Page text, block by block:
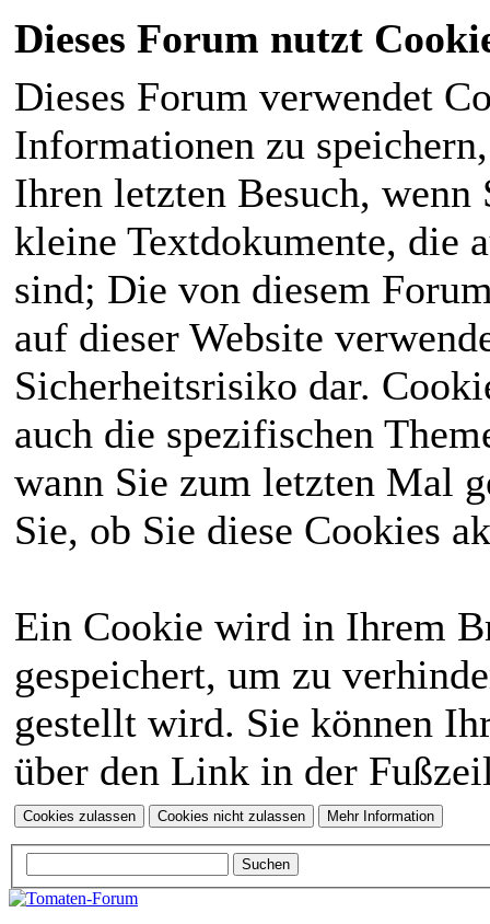
Dieses Forum nutzt
Dieses Forum verwendet
Informationen zu
Ihren letzten Besuch,
kleine Textdokumente, die
sind; Die von diesem
auf dieser Website
Sicherheitsrisiko dar.
auch die spezifischen
wann Sie zum letzten Mal
Sie, ob Sie diese Cookies
Ein Cookie wird in Ihrem
gespeichert, um zu
gestellt wird. Sie können
über den Link in der